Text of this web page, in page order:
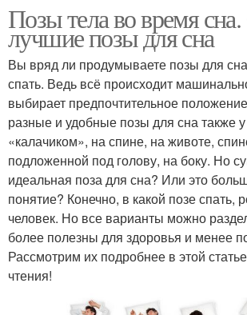
Позы тела во время
лучшие позы для сна
Вы вряд ли продумываете позы для
спать. Ведь всё происходит
выбирает предпочтительное
разные и удобные позы для сна также
«калачиком», на спине, на животе,
подложенной под голову, на боку. Но
идеальная поза для сна? Или это
понятие? Конечно, в какой позе спать,
человек. Но все варианты можно
более полезны для здоровья и менее
Рассмотрим их подробнее в этой
чтения!